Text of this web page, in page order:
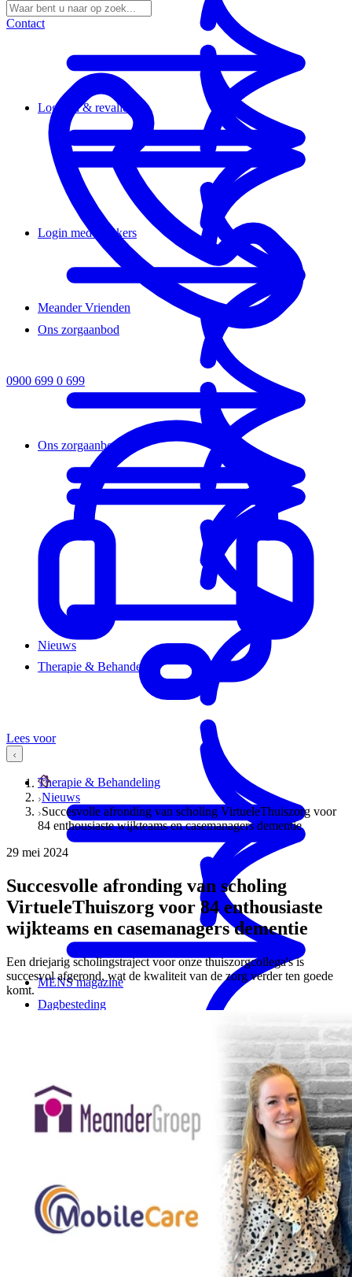
Ons zorgaanbod
Therapie & Behandeling
Dagbesteding
Logeren & revalideren
Ons zorgaanbod
Therapie & Behandeling
Mantelzorgondersteuning
Login medewerkers
Meander Vrienden
Nieuws
MENS magazine
Contact
0900 699 0 699
Lees voor
Nieuws
Succesvolle afronding van scholing VirtueleThuiszorg voor
84 enthousiaste wijkteams en casemanagers dementie
29 mei 2024
Succesvolle afronding van scholing
VirtueleThuiszorg voor 84 enthousiaste
wijkteams en casemanagers dementie
Een driejarig scholingstraject voor onze thuiszorgcollega's is
succesvol afgerond, wat de kwaliteit van de zorg verder ten goede
komt.